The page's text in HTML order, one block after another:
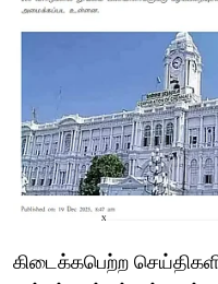
கிடைக்கபெற்ற